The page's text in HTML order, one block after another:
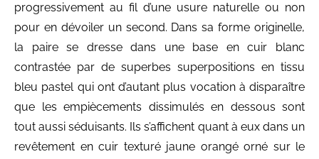
progressivement au fil d’une usure naturelle ou non
pour en dévoiler un second. Dans sa forme originelle,
la paire se dresse dans une base en cuir blanc
contrastée par de superbes superpositions en tissu
bleu pastel qui ont d’autant plus vocation à disparaître
que les empiècements dissimulés en dessous sont
tout aussi séduisants. Ils s’affichent quant à eux dans un
revêtement en cuir texturé jaune orangé orné sur le